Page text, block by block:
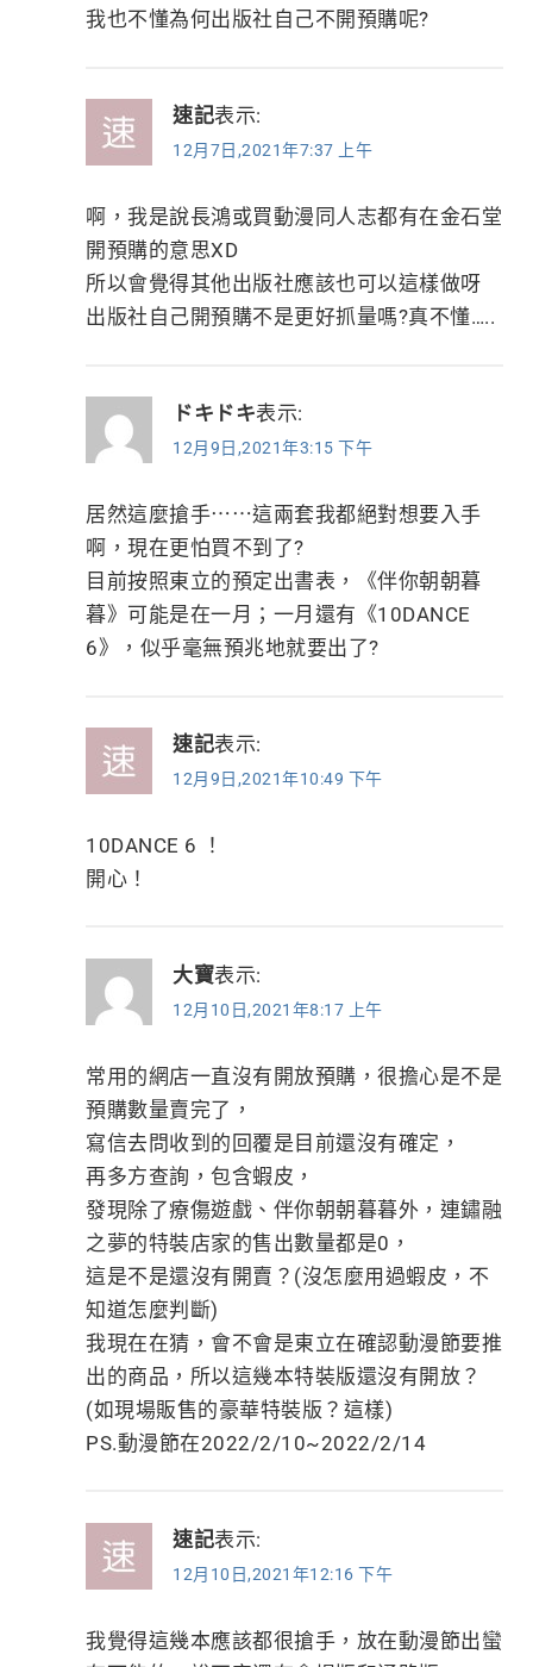
我也不懂為何出版社自己不開預購呢?
速記表示:
12月7日,2021年7:37 上午
啊，我是說長鴻或買動漫同人志都有在金石堂
開預購的意思XD
所以會覺得其他出版社應該也可以這樣做呀
出版社自己開預購不是更好抓量嗎?真不懂…..
ドキドキ表示:
12月9日,2021年3:15 下午
居然這麼搶手⋯⋯這兩套我都絕對想要入手
啊，現在更怕買不到了?
目前按照東立的預定出書表，《伴你朝朝暮
暮》可能是在一月；一月還有《10DANCE
6》，似乎毫無預兆地就要出了?
速記表示:
12月9日,2021年10:49 下午
10DANCE 6 ！
開心！
大寶表示:
12月10日,2021年8:17 上午
常用的網店一直沒有開放預購，很擔心是不是
預購數量賣完了，
寫信去問收到的回覆是目前還沒有確定，
再多方查詢，包含蝦皮，
發現除了療傷遊戲、伴你朝朝暮暮外，連鏽融
之夢的特裝店家的售出數量都是0，
這是不是還沒有開賣？(沒怎麼用過蝦皮，不
知道怎麼判斷)
我現在在猜，會不會是東立在確認動漫節要推
出的商品，所以這幾本特裝版還沒有開放？
(如現場販售的豪華特裝版？這樣)
PS.動漫節在2022/2/10~2022/2/14
速記表示:
12月10日,2021年12:16 下午
我覺得這幾本應該都很搶手，放在動漫節出蠻